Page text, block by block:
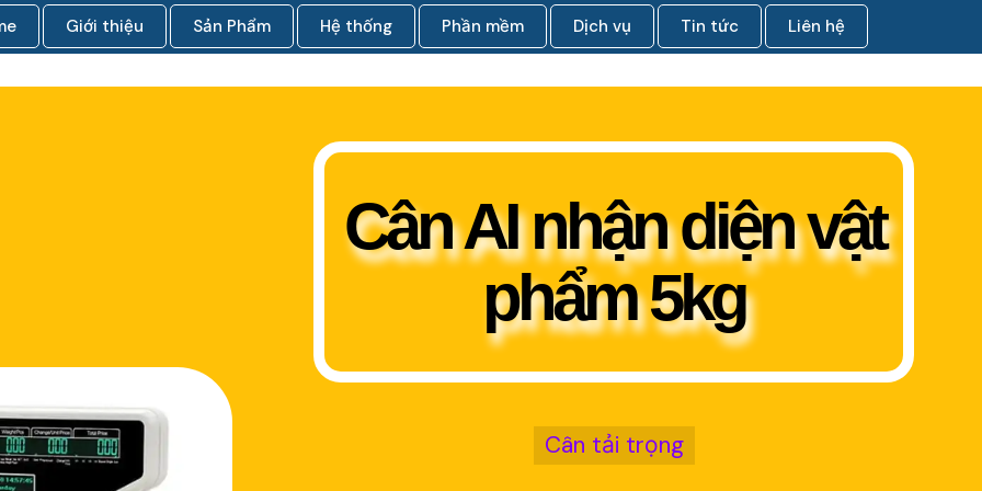
Giới thiệu Sản Phẩm Hệ thống Phần mềm Dịch vụ Tin tức Liên hệ
Cân AI nhận diện vật
phẩm 5kg
Cân tải trọng